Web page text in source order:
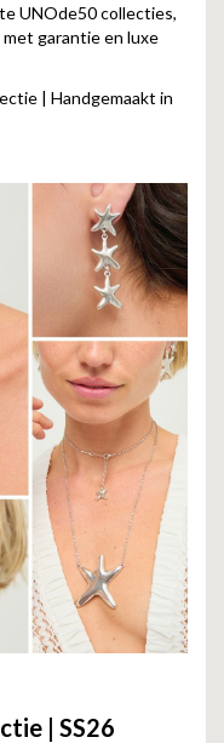
UNOde50 collecties,
garantie en luxe
| Handgemaakt in
| SS26